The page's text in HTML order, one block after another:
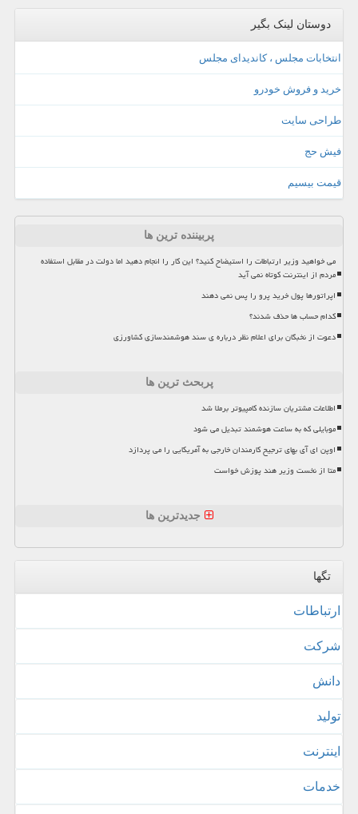
دوستان لینک بگیر
انتخابات مجلس ، کاندیدای مجلس
خرید و فروش خودرو
طراحی سایت
فیش حج
قیمت بیسیم
پربیننده ترین ها
می خواهید وزیر ارتباطات را استیضاح کنید؟ این کار را انجام دهید اما دولت در مقابل استفاده
مردم از اینترنت کوتاه نمی آید
اپراتورها پول خرید پرو را پس نمی دهند
کدام حساب ها حذف شدند؟
دعوت از نخبگان برای اعلام نظر درباره ی سند هوشمندسازی کشاورزی
پربحث ترین ها
اطلاعات مشتریان سازنده کامپیوتر برملا شد
موبایلی که به ساعت هوشمند تبدیل می شود
اوپن ای آی بهای ترجیح کارمندان خارجی به آمریکایی را می پردازد
متا از نخست وزیر هند پوزش خواست
جدیدترین ها
تگها
ارتباطات
شركت
دانش
تولید
اینترنت
خدمات